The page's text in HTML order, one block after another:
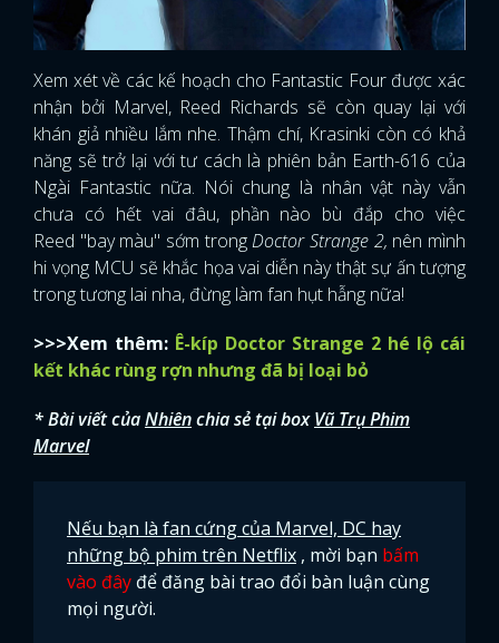
Xem xét về các kế hoạch cho Fantastic Four được xác
nhận bởi Marvel, Reed Richards sẽ còn quay lại với
khán giả nhiều lắm nhe. Thậm chí, Krasinki còn có khả
năng sẽ trở lại với tư cách là phiên bản Earth-616 của
Ngài Fantastic nữa. Nói chung là nhân vật này vẫn
chưa có hết vai đâu, phần nào bù đắp cho việc
Reed "bay màu" sớm trongDoctor Strange 2, nên mình
hi vọng MCU sẽ khắc họa vai diễn này thật sự ấn tượng
trong tương lai nha, đừng làm fan hụt hẫng nữa!
>>>Xem thêm: Ê-kíp Doctor Strange 2 hé lộ cái
kết khác rùng rợn nhưng đã bị loại bỏ
* Bài viết củaNhiênchia sẻ tại boxVũ Trụ Phim
Marvel
Nếu bạn là fan cứng của Marvel, DC hay
những bộ phim trên Netflix , mời bạn bấm
vào đây để đăng bài trao đổi bàn luận cùng
mọi người.